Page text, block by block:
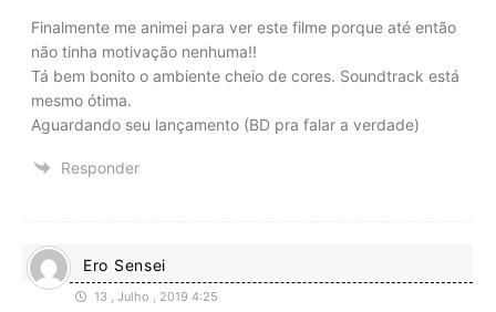
Finalmente me animei para ver este filme porque até então
não tinha motivação nenhuma!!
Tá bem bonito o ambiente cheio de cores. Soundtrack está
mesmo ótima.
Aguardando seu lançamento (BD pra falar a verdade)
Responder
Ero Sensei
13 , Julho , 2019 4:25